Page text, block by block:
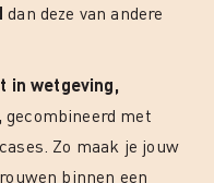
dan deze van andere
in wetgeving,
gecombineerd met
Zo maak je jouw
binnen een